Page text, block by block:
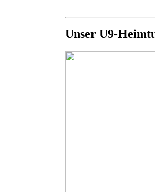
Unser U9-